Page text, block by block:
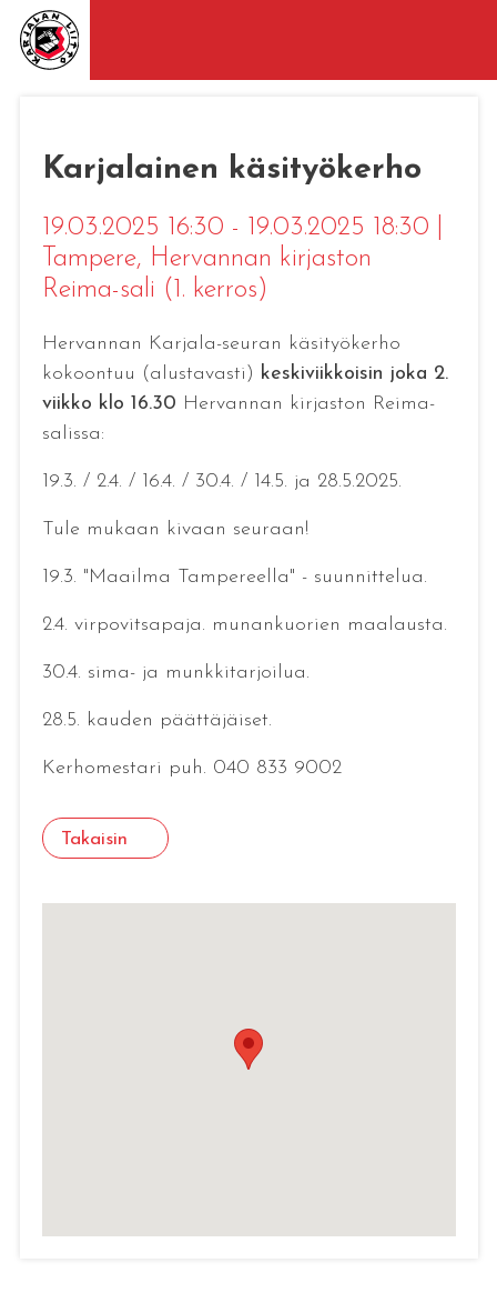
Karjalainen käsityökerho
19.03.2025 16:30 - 19.03.2025 18:30
Tampere, Hervannan kirjaston
Reima-sali (1. kerros)
Hervannan Karjala-seuran käsityökerho
kokoontuu (alustavasti) keskiviikkoisin joka 2.
viikko klo 16.30 Hervannan kirjaston Reima-
salissa:
19.3. / 2.4. / 16.4. / 30.4. / 14.5. ja 28.5.2025.
Tule mukaan kivaan seuraan!
19.3. "Maailma Tampereella" - suunnittelua.
2.4. virpovitsapaja. munankuorien maalausta.
30.4. sima- ja munkkitarjoilua.
28.5. kauden päättäjäiset.
Kerhomestari puh. 040 833 9002
Takaisin